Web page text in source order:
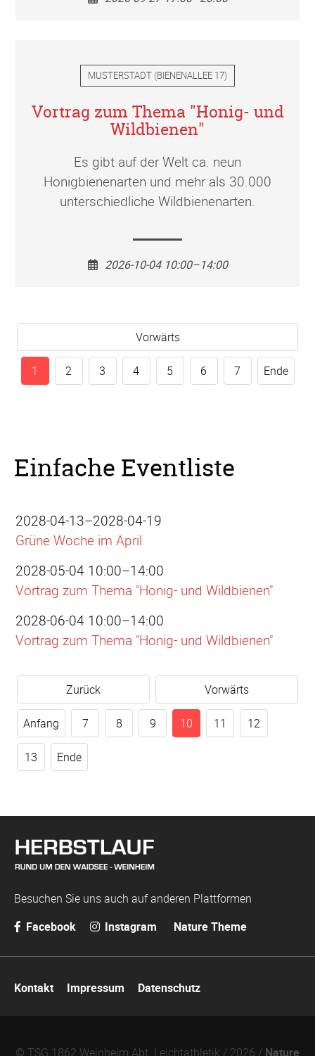
MUSTERSTADT (BIENENALLEE 17)
Vortrag zum Thema "Honig- und
Wildbienen"
Es gibt auf der Welt ca. neun
Honigbienenarten und mehr als 30.000
unterschiedliche Wildbienenarten.
2026-10-04 10:00–14:00
Vorwärts
1 2 3 4 5 6 7 Ende
Einfache Eventliste
2028-04-13–2028-04-19
Grüne Woche im April
2028-05-04 10:00–14:00
Vortrag zum Thema "Honig- und Wildbienen"
2028-06-04 10:00–14:00
Vortrag zum Thema "Honig- und Wildbienen"
Zurück Vorwärts
Anfang 7 8 9 10 11 12
13 Ende
Besuchen Sie uns auch auf anderen Plattformen
Facebook
Instagram Nature Theme
überspringen
Kontakt Impressum Datenschutz
© TSG 1862 Weinheim Abt. Leichtathletik / 2026 / Nature